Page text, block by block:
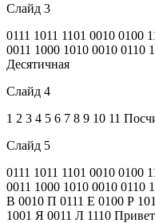
Слайд 3
0111 1011 1101 0010 0100
0011 1000 1010 0010 0110
Десятичная
Слайд 4
1 2 3 4 5 6 7 8 9 10 11
Слайд 5
0111 1011 1101 0010 0100
0011 1000 1010 0010 0110
В 0010 П 0111 Е 0100 Р
1001 Я 0011 Л 1110 Привет